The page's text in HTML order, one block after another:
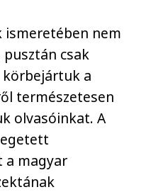
ismeretében nem
csak
a
természetesen
olvasóinkat. A
a magyar